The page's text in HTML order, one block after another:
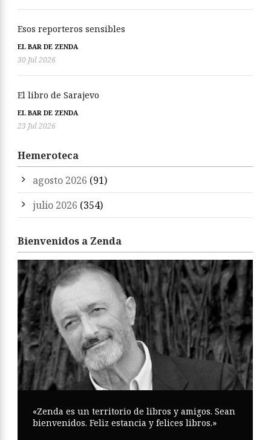
Esos reporteros sensibles
EL BAR DE ZENDA
30 Jul 2026
El libro de Sarajevo
EL BAR DE ZENDA
23 Jul 2026
Hemeroteca
agosto 2026 (91)
julio 2026 (354)
Bienvenidos a Zenda
«Zenda es un territorio de libros y amigos. Sean
bienvenidos. Feliz estancia y felices libros.»